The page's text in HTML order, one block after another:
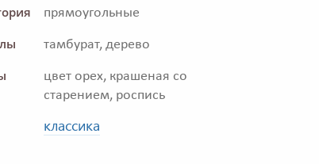
прямоугольные
тамбурат, дерево
цвет орех, крашеная со
старением, роспись
классика